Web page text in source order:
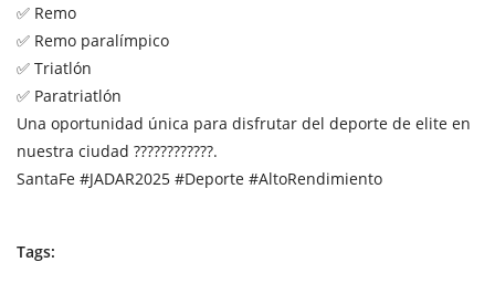
✅ Remo
✅ Remo paralímpico
✅ Triatlón
✅ Paratriatlón
Una oportunidad única para disfrutar del deporte de elite en
nuestra ciudad ????????????.
SantaFe #JADAR2025 #Deporte #AltoRendimiento
Tags: